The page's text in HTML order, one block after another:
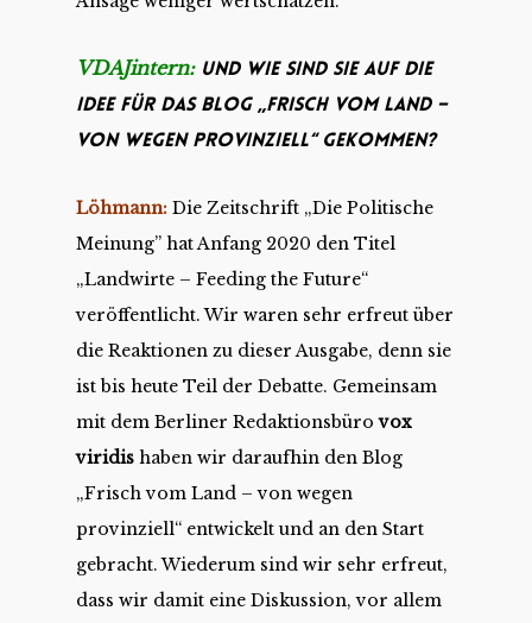
VDAJintern: Und wie sind Sie auf die
Idee für das Blog „Frisch vom Land –
von wegen provinziell“ gekommen?
Löhmann: Die Zeitschrift „Die Politische
Meinung” hat Anfang 2020 den Titel
„Landwirte – Feeding the Future“
veröffentlicht. Wir waren sehr erfreut über
die Reaktionen zu dieser Ausgabe, denn sie
ist bis heute Teil der Debatte. Gemeinsam
mit dem Berliner Redaktionsbürovox
viridis haben wir daraufhin den Blog
„Frisch vom Land – von wegen
provinziell“ entwickelt und an den Start
gebracht. Wiederum sind wir sehr erfreut,
dass wir damit eine Diskussion, vor allem